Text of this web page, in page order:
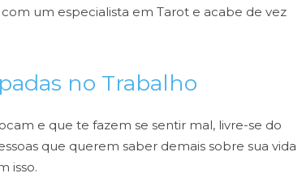
um especialista em Tarot e acabe de vez
no Trabalho
e que te fazem se sentir mal, livre-se do
que querem saber demais sobre sua vida
isso.